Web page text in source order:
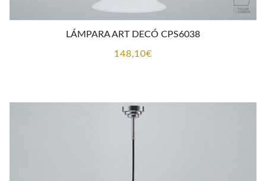
LÁMPARA ART DECÓ CPS6038
148,10€